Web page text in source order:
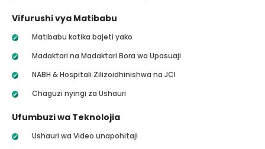
Vifurushi vya Matibabu
Matibabu katika bajeti yako
Madaktari na Madaktari Bora wa Upasuaji
NABH & Hospitali Zilizoidhinishwa na JCI
Chaguzi nyingi za Ushauri
Ufumbuzi wa Teknolojia
Ushauri wa Video unapohitaji